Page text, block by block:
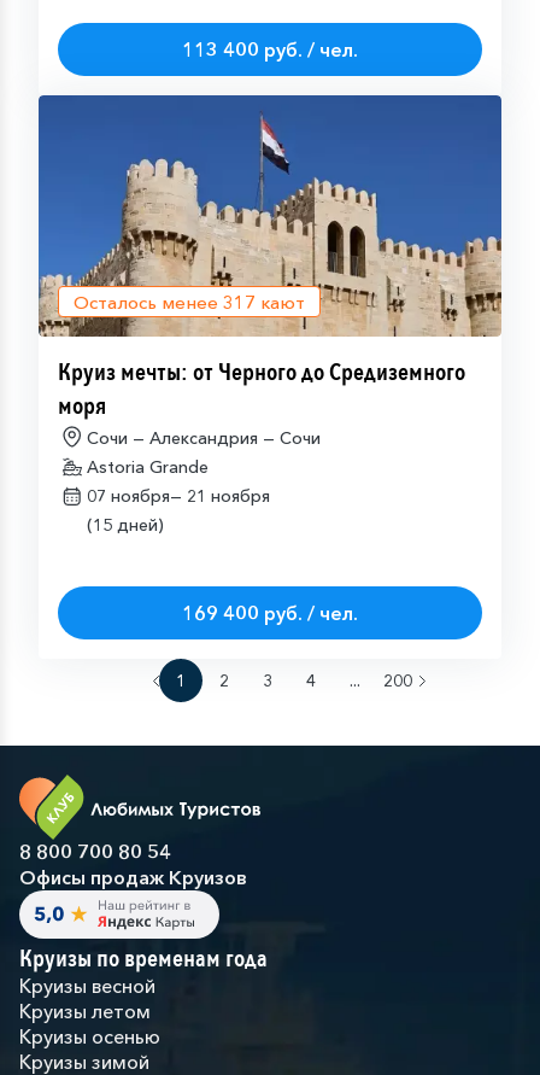
113 400 руб. / чел.
Осталось менее 317 кают
Круиз мечты: от Черного до Средиземного
моря
Сочи — Александрия — Сочи
Astoria Grande
07 ноября— 21 ноября
(15 дней)
169 400 руб. / чел.
1 2 3 4 ... 200
8 800 700 80 54
Офисы продаж Круизов
Круизы по временам года
Круизы весной
Круизы летом
Круизы осенью
Круизы зимой